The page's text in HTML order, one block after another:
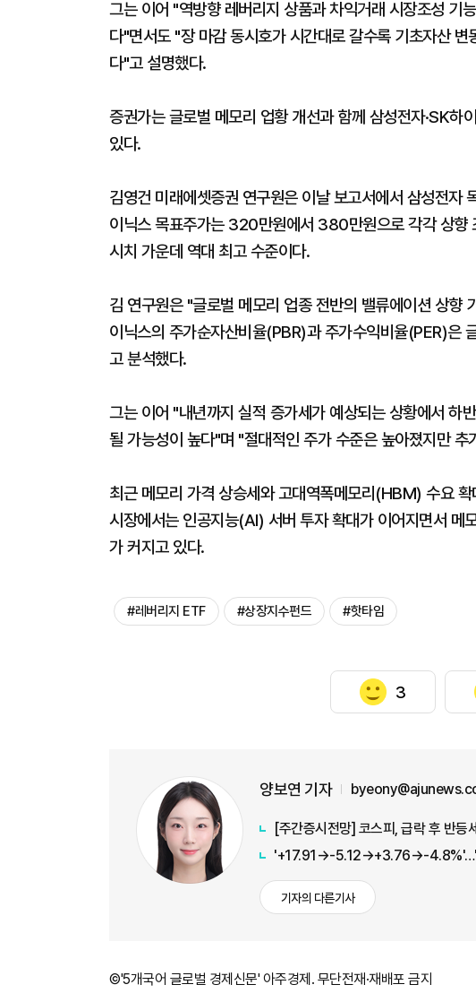
그는 이어 "역방향 레버리지 상품과 차익거래 시장조성 기
다"면서도 "장 마감 동시호가 시간대로 갈수록 기초자산
다"고 설명했다.
증권가는 글로벌 메모리 업황 개선과 함께 삼성전자·SK하
있다.
김영건 미래에셋증권 연구원은 이날 보고서에서 삼성전
이닉스 목표주가는 320만원에서 380만원으로 각각 상향
시치 가운데 역대 최고 수준이다.
김 연구원은 "글로벌 메모리 업종 전반의 밸류에이션 상향
이닉스의 주가순자산비율(PBR)과 주가수익비율(PER)은
고 분석했다.
그는 이어 "내년까지 실적 증가세가 예상되는 상황에서 하
될 가능성이 높다"며 "절대적인 주가 수준은 높아졌지만
최근 메모리 가격 상승세와 고대역폭메모리(HBM) 수요
시장에서는 인공지능(AI) 서버 투자 확대가 이어지면서 메
가 커지고 있다.
#레버리지 ETF #상장지수펀드 #핫타임
3
양보연 기자
[주간증시전망] 코스피, 급락 후 반
기자의 다른기사
©'5개국어 글로벌 경제신문' 아주경제. 무단전재·재배포 금지